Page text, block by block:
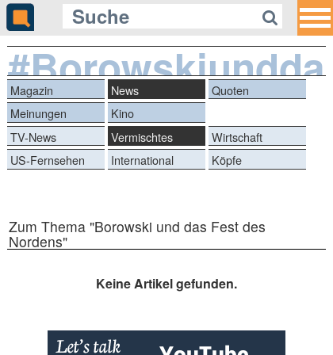
Magazin News
Quoten
Meinungen
Kino
TV-News
Vermischtes
Wirtschaft
US-Fernsehen
International Köpfe
Zum Thema "Borowski und das Fest des
Nordens"
Keine Artikel gefunden.